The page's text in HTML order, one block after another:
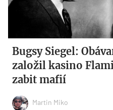
Bugsy Siegel:
založil kasino
zabit mafií
Martin Miko